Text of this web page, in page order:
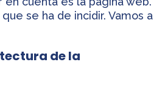
se ha de incidir. Vamos a
de la